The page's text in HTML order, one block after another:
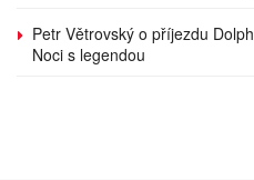
Petr Větrovský o příjezdu
Noci s legendou